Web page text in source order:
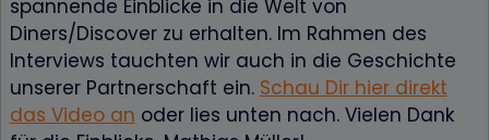
spannende Einblicke in die Welt von
Diners/Discover zu erhalten. Im Rahmen des
Interviews tauchten wir auch in die Geschichte
unserer Partnerschaft ein. Schau Dir hier direkt
das Video an oder lies unten nach. Vielen Dank